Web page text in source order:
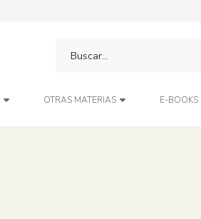
OTRAS MATERIAS E-BOOKS